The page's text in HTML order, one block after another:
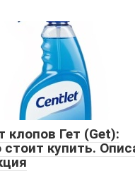
клопов Гет (Get):
купить.